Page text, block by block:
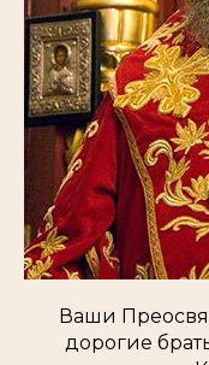
Ваши
дорогие